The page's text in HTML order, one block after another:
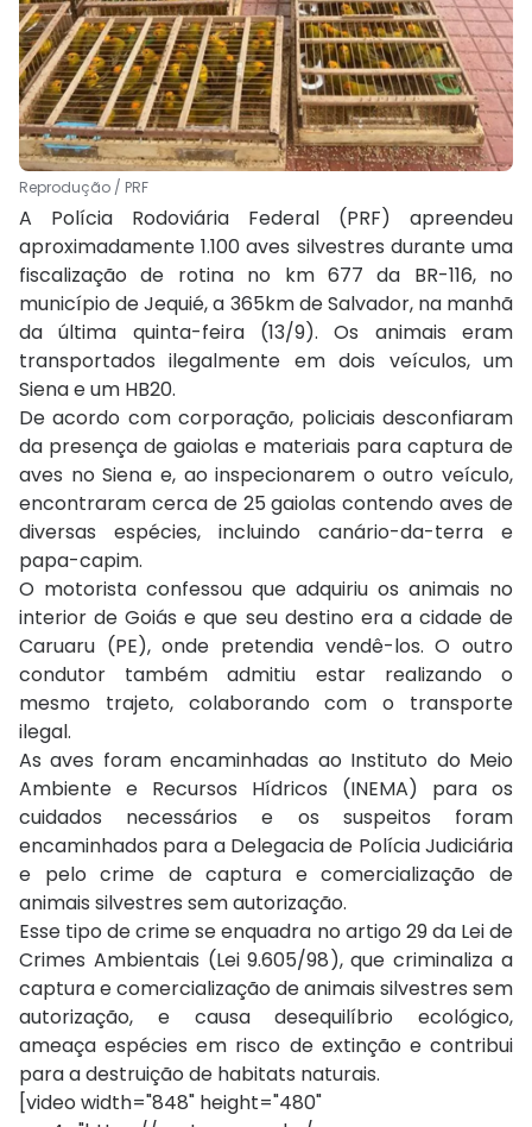
Reprodução / PRF
A Polícia Rodoviária Federal (PRF) apreendeu
aproximadamente 1.100 aves silvestres durante uma
fiscalização de rotina no km 677 da BR-116, no
município de Jequié, a 365km de Salvador, na manhã
da última quinta-feira (13/9). Os animais eram
transportados ilegalmente em dois veículos, um
Siena e um HB20.
De acordo com corporação, policiais desconfiaram
da presença de gaiolas e materiais para captura de
aves no Siena e, ao inspecionarem o outro veículo,
encontraram cerca de 25 gaiolas contendo aves de
diversas espécies, incluindo canário-da-terra e
papa-capim.
O motorista confessou que adquiriu os animais no
interior de Goiás e que seu destino era a cidade de
Caruaru (PE), onde pretendia vendê-los. O outro
condutor também admitiu estar realizando o
mesmo trajeto, colaborando com o transporte
ilegal.
As aves foram encaminhadas ao Instituto do Meio
Ambiente e Recursos Hídricos (INEMA) para os
cuidados necessários e os suspeitos foram
encaminhados para a Delegacia de Polícia Judiciária
e pelo crime de captura e comercialização de
animais silvestres sem autorização.
Esse tipo de crime se enquadra no artigo 29 da Lei de
Crimes Ambientais (Lei 9.605/98), que criminaliza a
captura e comercialização de animais silvestres sem
autorização, e causa desequilíbrio ecológico,
ameaça espécies em risco de extinção e contribui
para a destruição de habitats naturais.
[video width="848" height="480"